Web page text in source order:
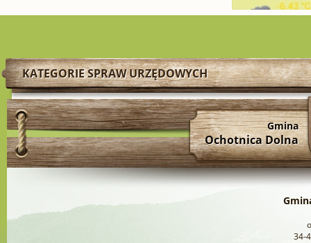
KATEGORIE SPRAW URZĘDOWYCH
Gmina
Ochotnica Dolna
34-